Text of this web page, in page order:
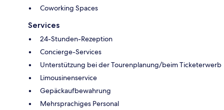
Coworking Spaces
Services
24-Stunden-Rezeption
Concierge-Services
Unterstützung bei der Tourenplanung/beim Ticketerwerb
Limousinenservice
Gepäckaufbewahrung
Mehrsprachiges Personal